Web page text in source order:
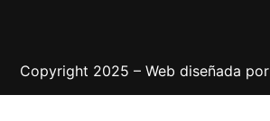
Copyright 2025 – Web diseñada por